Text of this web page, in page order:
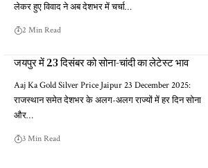
लेकर हुए विवाद ने अब देशभर में चर्चा…
2 Min Read
जयपुर में 23 दिसंबर को सोना-चांदी का लेटेस्ट भाव
Aaj Ka Gold Silver Price Jaipur 23 December 2025:
राजस्थान समेत देशभर के अलग-अलग राज्यों में हर दिन सोना
और…
3 Min Read